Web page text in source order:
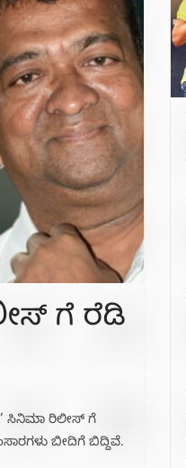
ಗೆ ರೆಡಿ
ಸಿನಿಮಾ ರಿಲೀಸ್ ಗೆ
ಬೀದಿಗೆ ಬಿದ್ದಿವೆ.